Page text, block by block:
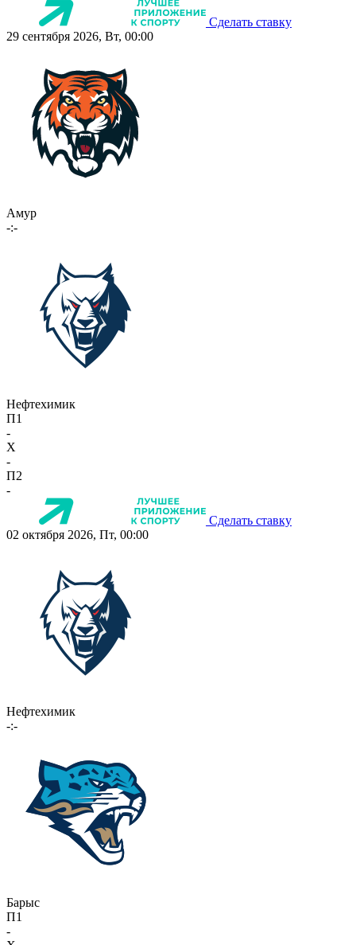
Сделать ставку
29 сентября 2026, Вт, 00:00
Амур
-:-
Нефтехимик
П1
-
X
-
П2
-
Сделать ставку
02 октября 2026, Пт, 00:00
Нефтехимик
-:-
Барыс
П1
-